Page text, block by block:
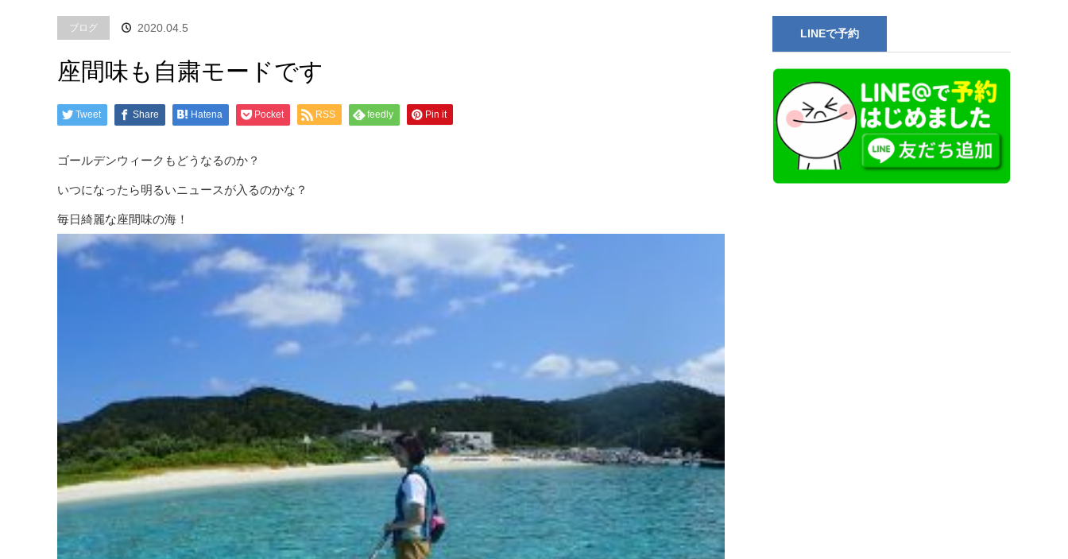
ブログ 2020.04.5
座間味も自粛モードです
Tweet Share Hatena Pocket RSS feedly Pin it
ゴールデンウィークもどうなるのか？
いつになったら明るいニュースが入るのかな？
毎日綺麗な座間味の海！
LINEで予約